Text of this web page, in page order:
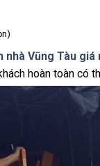
nhà Vũng Tàu giá
hoàn toàn có